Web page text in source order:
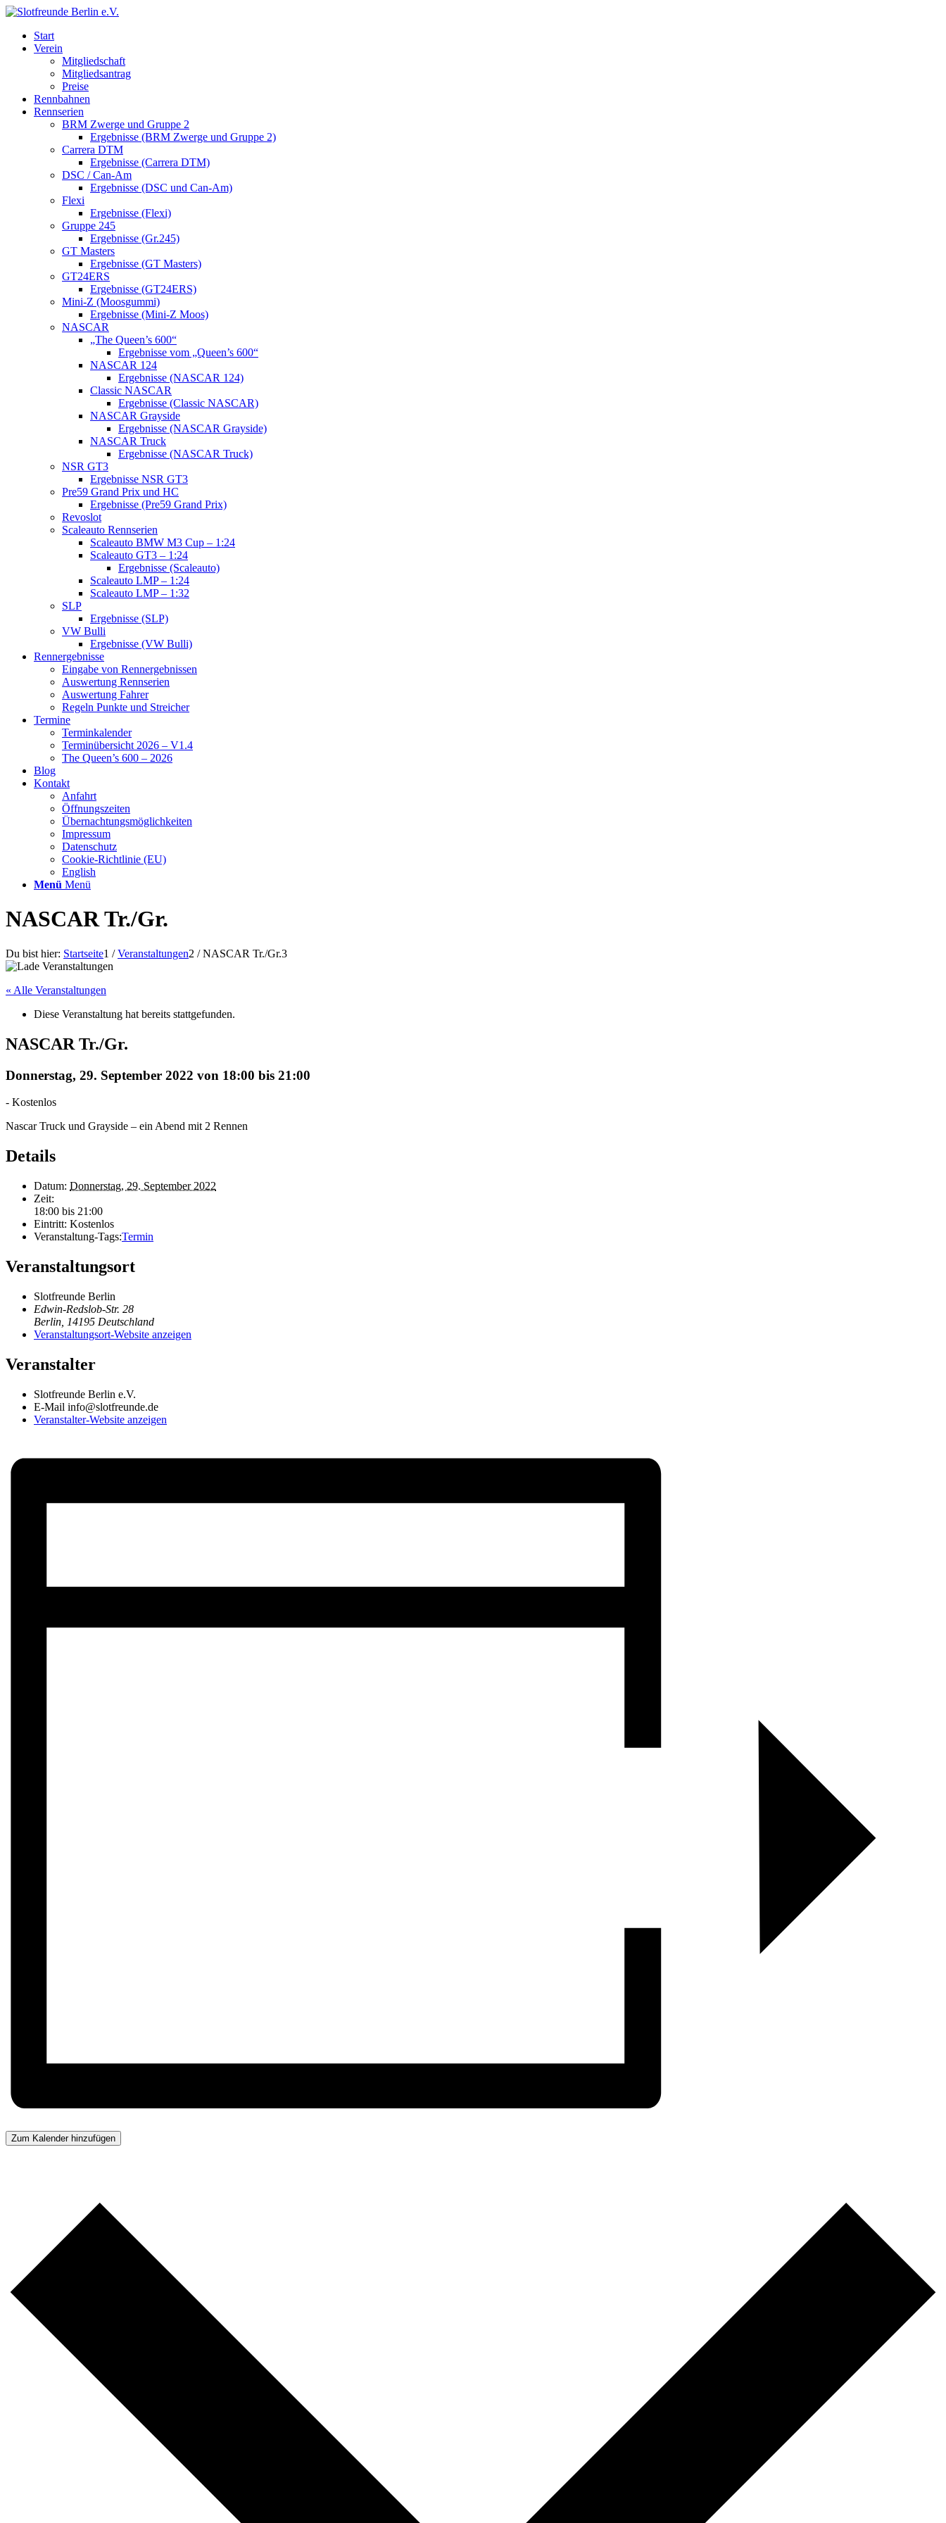
Start
Verein
Mitgliedschaft
Mitgliedsantrag
Preise
Rennbahnen
Rennserien
BRM Zwerge und Gruppe 2
Ergebnisse (BRM Zwerge und Gruppe 2)
Carrera DTM
Ergebnisse (Carrera DTM)
DSC / Can-Am
Ergebnisse (DSC und Can-Am)
Flexi
Ergebnisse (Flexi)
Gruppe 245
Ergebnisse (Gr.245)
GT Masters
Ergebnisse (GT Masters)
GT24ERS
Ergebnisse (GT24ERS)
Mini-Z (Moosgummi)
Ergebnisse (Mini-Z Moos)
NASCAR
„The Queen’s 600“
Ergebnisse vom „Queen’s 600“
NASCAR 124
Ergebnisse (NASCAR 124)
Classic NASCAR
Ergebnisse (Classic NASCAR)
NASCAR Grayside
Ergebnisse (NASCAR Grayside)
NASCAR Truck
Ergebnisse (NASCAR Truck)
NSR GT3
Ergebnisse NSR GT3
Pre59 Grand Prix und HC
Ergebnisse (Pre59 Grand Prix)
Revoslot
Scaleauto Rennserien
Scaleauto BMW M3 Cup – 1:24
Scaleauto GT3 – 1:24
Ergebnisse (Scaleauto)
Scaleauto LMP – 1:24
Scaleauto LMP – 1:32
SLP
Ergebnisse (SLP)
VW Bulli
Ergebnisse (VW Bulli)
Rennergebnisse
Eingabe von Rennergebnissen
Auswertung Rennserien
Auswertung Fahrer
Regeln Punkte und Streicher
Termine
Terminkalender
Terminübersicht 2026 – V1.4
The Queen’s 600 – 2026
Blog
Kontakt
Anfahrt
Öffnungszeiten
Übernachtungsmöglichkeiten
Impressum
Datenschutz
Cookie-Richtlinie (EU)
English
Menü Menü
NASCAR Tr./Gr.
Du bist hier: Startseite1 / Veranstaltungen2 / NASCAR Tr./Gr.3
« Alle Veranstaltungen
Diese Veranstaltung hat bereits stattgefunden.
NASCAR Tr./Gr.
Donnerstag, 29. September 2022 von 18:00 bis 21:00
- Kostenlos
Nascar Truck und Grayside – ein Abend mit 2 Rennen
Details
Datum: Donnerstag, 29. September 2022
Zeit:
18:00 bis 21:00
Eintritt: Kostenlos
Veranstaltung-Tags:Termin
Veranstaltungsort
Slotfreunde Berlin
Edwin-Redslob-Str. 28
Berlin 14195 Deutschland
Veranstaltungsort-Website anzeigen
Veranstalter
Slotfreunde Berlin e.V.
E-Mail info@slotfreunde.de
Veranstalter-Website anzeigen
Zum Kalender hinzufügen